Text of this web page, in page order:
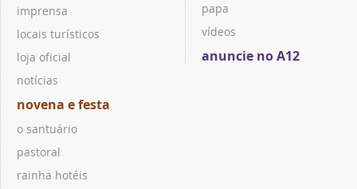
imprensa
locais turísticos
loja oficial
notícias
novena e festa
o santuário
pastoral
rainha hotéis
papa
vídeos
anuncie no A12